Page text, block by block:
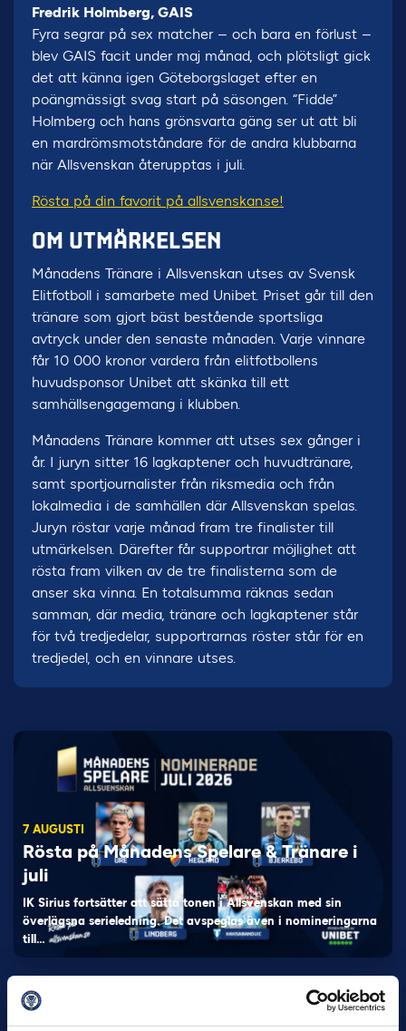
Fredrik Holmberg, GAIS
Fyra segrar på sex matcher – och bara en förlust –
blev GAIS facit under maj månad, och plötsligt gick
det att känna igen Göteborgslaget efter en
poängmässigt svag start på säsongen. “Fidde”
Holmberg och hans grönsvarta gäng ser ut att bli
en mardrömsmotståndare för de andra klubbarna
när Allsvenskan återupptas i juli.
Rösta på din favorit på allsvenskan.se!
OM UTMÄRKELSEN
Månadens Tränare i Allsvenskan utses av Svensk
Elitfotboll i samarbete med Unibet. Priset går till den
tränare som gjort bäst bestående sportsliga
avtryck under den senaste månaden. Varje vinnare
får 10 000 kronor vardera från elitfotbollens
huvudsponsor Unibet att skänka till ett
samhällsengagemang i klubben.
Månadens Tränare kommer att utses sex gånger i
år. I juryn sitter 16 lagkaptener och huvudtränare,
samt sportjournalister från riksmedia och från
lokalmedia i de samhällen där Allsvenskan spelas.
Juryn röstar varje månad fram tre finalister till
utmärkelsen. Därefter får supportrar möjlighet att
rösta fram vilken av de tre finalisterna som de
anser ska vinna. En totalsumma räknas sedan
samman, där media, tränare och lagkaptener står
för två tredjedelar, supportrarnas röster står för en
tredjedel, och en vinnare utses.
7 AUGUSTI
Rösta på Månadens Spelare & Tränare i
juli
IK Sirius fortsätter att sätta tonen i Allsvenskan med sin
överlägsna serieledning. Det avspeglas även i nomineringarna
till…